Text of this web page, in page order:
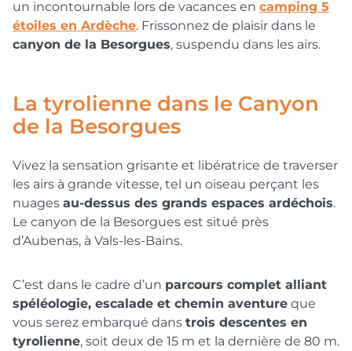
un incontournable lors de vacances en camping 5
étoiles en Ardèche. Frissonnez de plaisir dans le
canyon de la Besorgues, suspendu dans les airs.
La tyrolienne dans le Canyon
de la Besorgues
Vivez la sensation grisante et libératrice de traverser
les airs à grande vitesse, tel un oiseau perçant les
nuages au-dessus des grands espaces ardéchois.
Le canyon de la Besorgues est situé près
d’Aubenas, à Vals-les-Bains.
C’est dans le cadre d’un parcours complet alliant
spéléologie, escalade et chemin aventure que
vous serez embarqué dans trois descentes en
tyrolienne, soit deux de 15 m et la dernière de 80 m.